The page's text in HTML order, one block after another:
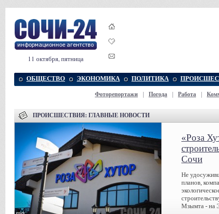
11 октября, пятница
ОБЩЕСТВО ЭКОНОМИКА ПОЛИТИКА
Фоторепортажи Погода Работа
ПРОИСШЕСТВИЯ: ГЛАВНЫЕ НОВОСТИ
«Роза
Сочи
Не
планов,
Мзымта - на